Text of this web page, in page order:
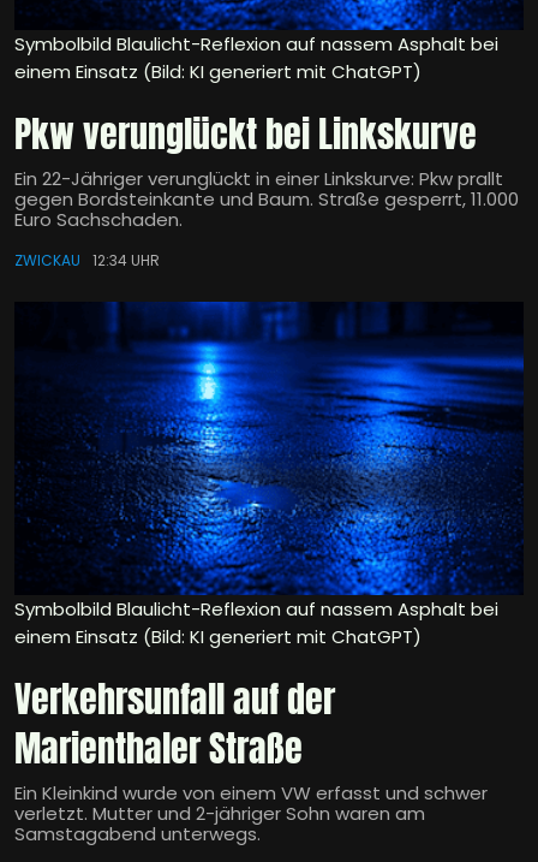
Symbolbild Blaulicht-Reflexion auf nassem Asphalt bei
einem Einsatz (Bild: KI generiert mit ChatGPT)
Pkw verunglückt bei Linkskurve
Ein 22-Jähriger verunglückt in einer Linkskurve: Pkw prallt
gegen Bordsteinkante und Baum. Straße gesperrt, 11.000
Euro Sachschaden.
ZWICKAU 12:34 UHR
Symbolbild Blaulicht-Reflexion auf nassem Asphalt bei
einem Einsatz (Bild: KI generiert mit ChatGPT)
Verkehrsunfall auf der
Marienthaler Straße
Ein Kleinkind wurde von einem VW erfasst und schwer
verletzt. Mutter und 2-jähriger Sohn waren am
Samstagabend unterwegs.